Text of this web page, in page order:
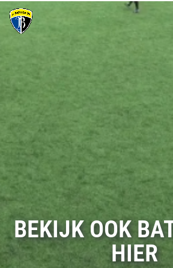
BEKIJK OOK
HIER